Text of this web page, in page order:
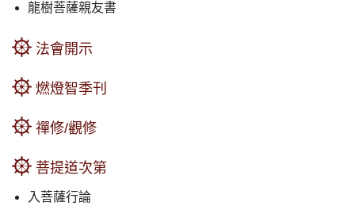
龍樹菩薩親友書
法會開示
燃燈智季刊
禪修/觀修
菩提道次第
入菩薩行論